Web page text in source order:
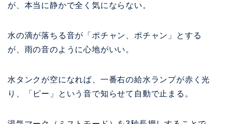
が、本当に静かで全く気にならない。
水の滴が落ちる音が「ポチャン、ポチャン」とする
が、雨の音のように心地がいい。
水タンクが空になれば、一番右の給水ランプが赤く光
り、「ピー」という音で知らせて自動で止まる。